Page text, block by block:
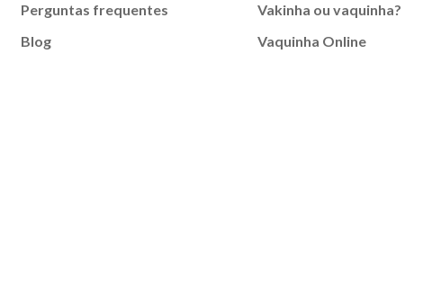
Perguntas frequentes
Blog
Vakinha ou vaquinha?
Vaquinha Online